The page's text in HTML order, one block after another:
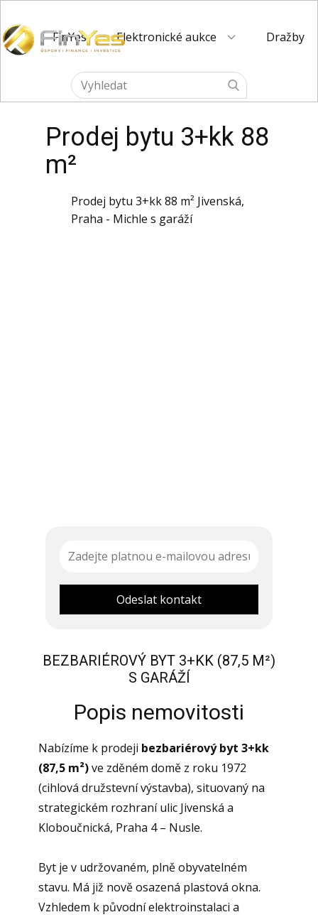
FinYes Elektronické aukce Dražby
Prodej bytu 3+kk 88
m²
Prodej bytu 3+kk 88 m² Jivenská,
Praha - Michle s garáží
Odeslat kontakt
BEZBARIÉROVÝ BYT 3+KK (87,5 M²)
S GARÁŽÍ
Popis nemovitosti
Nabízíme k prodeji bezbariérový byt 3+kk
(87,5 m²)ve zděném domě z roku 1972
(cihlová družstevní výstavba), situovaný na
strategickém rozhraní ulic Jivenská a
Kloboučnická, Praha 4 – Nusle.
Byt je v udržovaném, plně obyvatelném
stavu. Má již nově osazená plastová okna.
Vzhledem k původní elektroinstalaci a